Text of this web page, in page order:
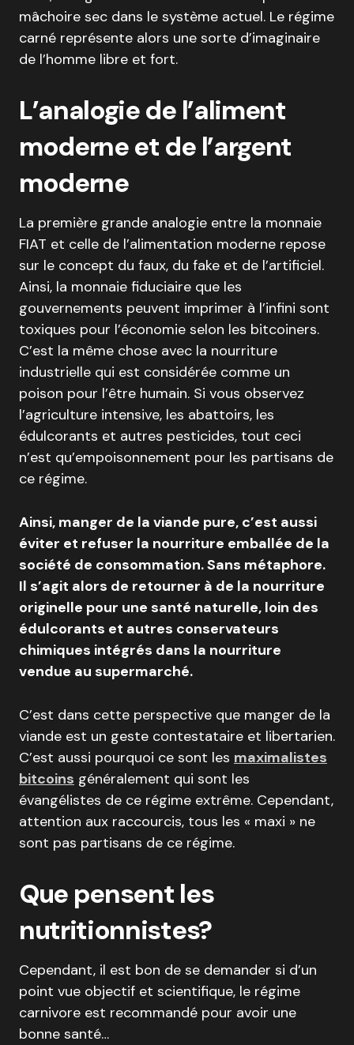
mâchoire sec dans le système actuel. Le régime
carné représente alors une sorte d’imaginaire
de l’homme libre et fort.
L’analogie de l’aliment
moderne et de l’argent
moderne
La première grande analogie entre la monnaie
FIAT et celle de l’alimentation moderne repose
sur le concept du faux, du fake et de l’artificiel.
Ainsi, la monnaie fiduciaire que les
gouvernements peuvent imprimer à l’infini sont
toxiques pour l’économie selon les bitcoiners.
C’est la même chose avec la nourriture
industrielle qui est considérée comme un
poison pour l’être humain. Si vous observez
l’agriculture intensive, les abattoirs, les
édulcorants et autres pesticides, tout ceci
n’est qu’empoisonnement pour les partisans de
ce régime.
Ainsi, manger de la viande pure, c’est aussi
éviter et refuser la nourriture emballée de la
société de consommation. Sans métaphore.
Il s’agit alors de retourner à de la nourriture
originelle pour une santé naturelle, loin des
édulcorants et autres conservateurs
chimiques intégrés dans la nourriture
vendue au supermarché.
C’est dans cette perspective que manger de la
viande est un geste contestataire et libertarien.
C’est aussi pourquoi ce sont les maximalistes
bitcoins généralement qui sont les
évangélistes de ce régime extrême. Cependant,
attention aux raccourcis, tous les « maxi » ne
sont pas partisans de ce régime.
Que pensent les
nutritionnistes?
Cependant, il est bon de se demander si d’un
point vue objectif et scientifique, le régime
carnivore est recommandé pour avoir une
bonne santé…